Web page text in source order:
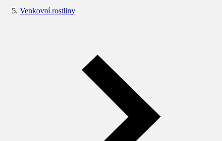
Venkovní rostliny